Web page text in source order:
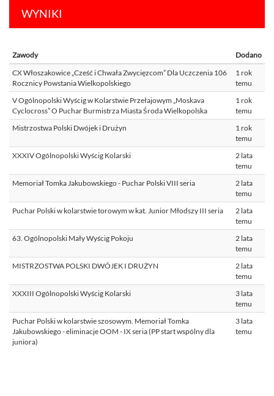
WYNIKI
Zawody
Dodano
CX Włoszakowice „Cześć i Chwała Zwycięzcom” Dla Uczczenia 106
Rocznicy Powstania Wielkopolskiego
1 rok
temu
V Ogólnopolski Wyścig w Kolarstwie Przełajowym „Moskava
Cyclocross” O Puchar Burmistrza Miasta Środa Wielkopolska
1 rok
temu
Mistrzostwa Polski Dwójek i Drużyn
1 rok
temu
XXXIV Ogólnopolski Wyścig Kolarski
2 lata
temu
Memoriał Tomka Jakubowskiego - Puchar Polski VIII seria
2 lata
temu
Puchar Polski w kolarstwie torowym w kat. Junior Młodszy III seria
2 lata
temu
63. Ogólnopolski Mały Wyścig Pokoju
2 lata
temu
MISTRZOSTWA POLSKI DWÓJEK I DRUŻYN
2 lata
temu
XXXIII Ogólnopolski Wyścig Kolarski
3 lata
temu
Puchar Polski w kolarstwie szosowym. Memoriał Tomka
Jakubowskiego - eliminacje OOM - IX seria (PP start wspólny dla
juniora)
3 lata
temu